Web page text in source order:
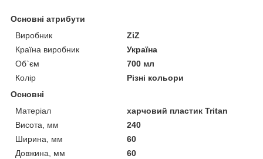
Основні атрибути
Виробник
ZiZ
Країна виробник
Україна
Об`єм
700 мл
Колір
Різні кольори
Основні
Матеріал
харчовий пластик Tritan
Висота, мм
240
Ширина, мм
60
Довжина, мм
60